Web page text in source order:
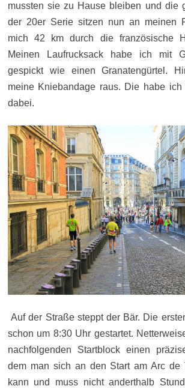
mussten sie zu Hause bleiben und die
der 20er Serie sitzen nun an meinen
mich 42 km durch die französische
Meinen Laufrucksack habe ich mit
gespickt wie einen Granatengürtel.
meine Kniebandage raus. Die habe
dabei.
Auf der Straße steppt der Bär. Die
schon um 8:30 Uhr gestartet.
nachfolgenden Startblock einen
dem man sich an den Start am Arc de
kann und muss nicht anderthalb